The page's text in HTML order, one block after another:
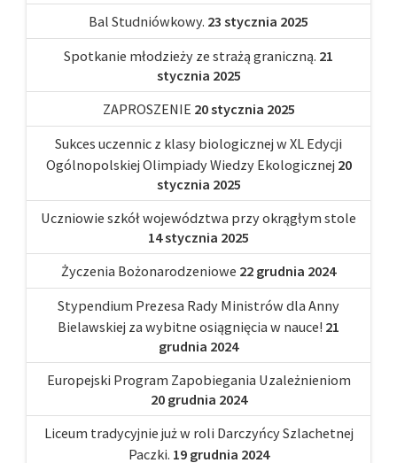
Bal Studniówkowy. 23 stycznia 2025
Spotkanie młodzieży ze strażą graniczną. 21
stycznia 2025
ZAPROSZENIE 20 stycznia 2025
Sukces uczennic z klasy biologicznej w XL Edycji
Ogólnopolskiej Olimpiady Wiedzy Ekologicznej 20
stycznia 2025
Uczniowie szkół województwa przy okrągłym stole
14 stycznia 2025
Życzenia Bożonarodzeniowe 22 grudnia 2024
Stypendium Prezesa Rady Ministrów dla Anny
Bielawskiej za wybitne osiągnięcia w nauce! 21
grudnia 2024
Europejski Program Zapobiegania Uzależnieniom
20 grudnia 2024
Liceum tradycyjnie już w roli Darczyńcy Szlachetnej
Paczki. 19 grudnia 2024